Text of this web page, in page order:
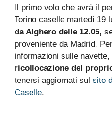
Il primo volo che avrà il
Torino caselle martedì 19
da Alghero delle 12.05,
proveniente da Madrid.
informazioni sulle
ricollocazione del
tenersi aggiornati sul sito
Caselle.